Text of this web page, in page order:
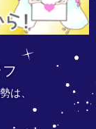
は、